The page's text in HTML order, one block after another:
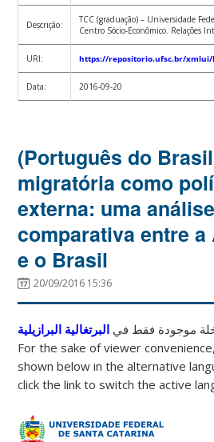
Descrição:
TCC (graduação) – Universidade
Centro Sócio-Econômico. Relações
URI: https://repositorio.ufsc.br/xmlui/
Data: 2016-09-20
(Português do
migratória como
externa: uma análise
comparativa entre a
e o Brasil
20/09/2016 15:36
موجودة فقط في البرتغالية البرازيلية
For the sake of viewer
shown below in the alternative
click the link to switch the active